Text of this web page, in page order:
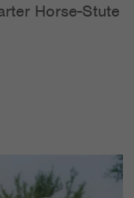
Horse-Stute